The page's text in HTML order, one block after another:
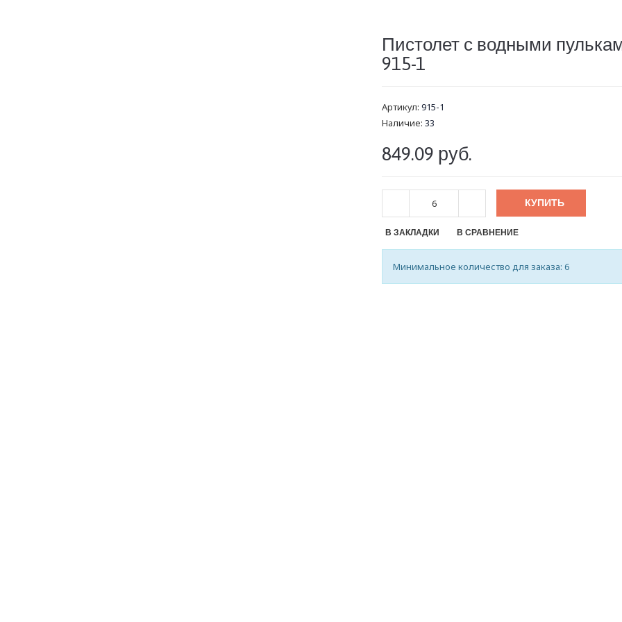
Пистолет с водными
915-1
Артикул:915-1
Наличие:33
849.09 руб.
КУПИТЬ
В ЗАКЛАДКИ В СРАВНЕНИЕ
Минимальное количество для заказа: 6